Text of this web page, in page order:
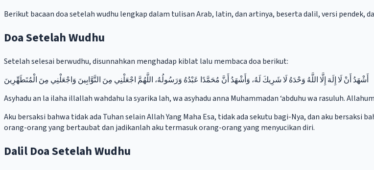
Berikut bacaan doa setelah wudhu lengkap dalam tulisan Arab, latin, dan artinya, beserta dalil, versi pendek,
Doa Setelah Wudhu
Setelah selesai berwudhu, disunnahkan menghadap kiblat lalu membaca doa berikut:
أَشْهَدُ أَنْ لَا إِلَهَ إِلَّا اللَّهُ وَحْدَهُ لَا شَرِيكَ لَهُ، وَأَشْهَدُ أَنَّ مُحَمَّدًا عَبْدُهُ وَرَسُولُهُ، اللَّهُمَّ اجْعَلْنِي مِنَ التَّوَّابِينَ وَاجْعَلْنِي مِنَ الْمُتَطَهِّرِينَ
Asyhadu an la ilaha illallah wahdahu la syarika lah, wa asyhadu anna Muhammadan ‘abduhu wa rasuluh.
Aku bersaksi bahwa tidak ada Tuhan selain Allah Yang Maha Esa, tidak ada sekutu bagi-Nya, dan aku bersaksi
orang-orang yang bertaubat dan jadikanlah aku termasuk orang-orang yang menyucikan diri.
Dalil Doa Setelah Wudhu